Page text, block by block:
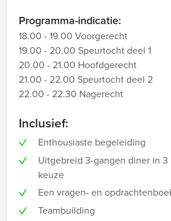
Programma-indicatie:
18.00 - 19.00 Voorgerecht
19.00 - 20.00 Speurtocht deel 1
20.00 - 21.00 Hoofdgerecht
21.00 - 22.00 Speurtocht deel 2
22.00 - 22.30 Nagerecht
Inclusief:
Enthousiaste begeleiding
Uitgebreid 3-gangen diner in 3
keuze
Een vragen- en
Teambuilding